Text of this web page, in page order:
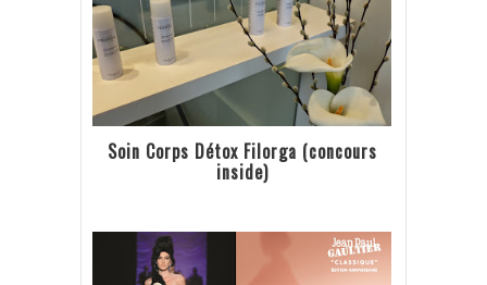
Soin Corps Détox Filorga (concours
inside)